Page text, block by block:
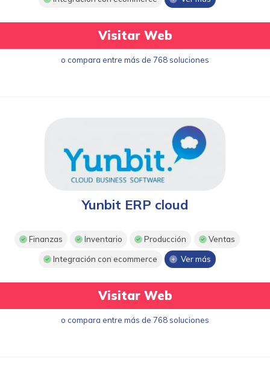
Visitar Web
o compara entre más de 768 soluciones
Yunbit ERP cloud
Finanzas Inventario Producción Ventas
Integración con ecommerce Ver más
Visitar Web
o compara entre más de 768 soluciones